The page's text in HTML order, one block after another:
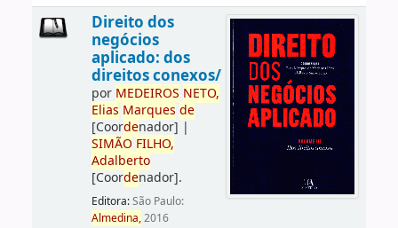
Direito dos
negócios
aplicado: dos
direitos conexos/
por MEDEIROS NETO,
Elias Marques de
[Coordenador] |
SIMÃO FILHO,
Adalberto
[Coordenador].
Editora:São Paulo:
Almedina,2016